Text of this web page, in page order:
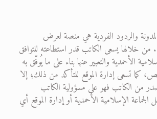
والردود الفردية هي منصة لعرض
من خلالها يسعى الكاتب قدر استطاعته للتوافق
الأحمدية والتعبير عنها بناء على ما يُوفّق به
كما تسعى إدارة الموقع للتأكد من ذلك؛ إلا
من الكاتب فهو على مسؤولية الكاتب
الإسلامية الأحمدية أو إدارة الموقع أي